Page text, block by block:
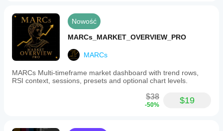
Nowość
MARCs_MARKET_OVERVIEW_PRO
MARCs
MARCs Multi-timeframe market dashboard with trend rows,
RSI context, sessions, presets and optional chart levels.
$38
-50% $19